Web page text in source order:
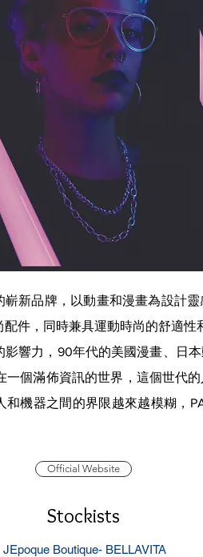
嶄新品牌，以動畫和漫畫為設計
件，同時兼具運動時尚的舒適性
影響力，90年代的美國漫畫、日
個滿佈資訊的世界，這個世代
機器之間的界限越來越模糊，
Official Website
Stockists
JEpoque Boutique- BELLAVITA